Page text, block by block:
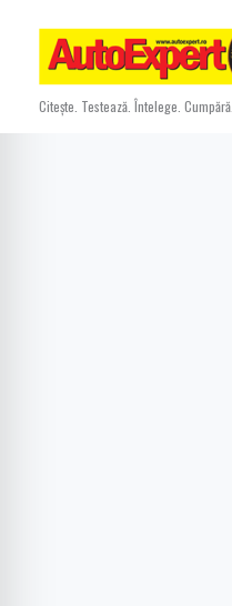
content
Citește. Testează. Întelege. Cumpără.